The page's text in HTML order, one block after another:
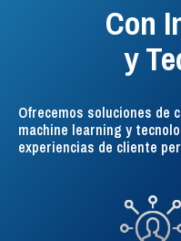
Con
y
Ofrecemos soluciones de
machine learning y
experiencias de cliente
Todos los tickets, todos
análisis, ¡un solo lugar!
Descubre nuestra
al cliente y marketing al
siguiente nivel.
La solución de
administración,
inteligencia de la
VER